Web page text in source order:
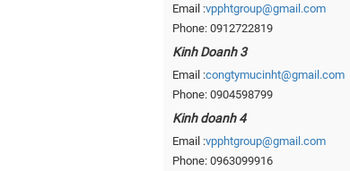
Email :vpphtgroup@gmail.com
Phone: 0912722819
Kinh Doanh 3
Email :congtymucinht@gmail.com
Phone: 0904598799
Kinh doanh 4
Email :vpphtgroup@gmail.com
Phone: 0963099916